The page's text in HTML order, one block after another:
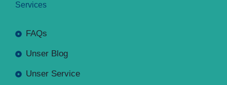
Services
FAQs
Unser Blog
Unser Service